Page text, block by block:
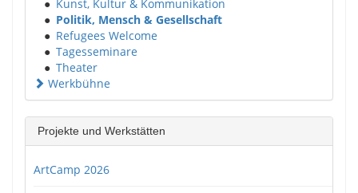
● Kunst, Kultur & Kommunikation
● Politik, Mensch & Gesellschaft
● Refugees Welcome
● Tagesseminare
● Theater
Werkbühne
Projekte und Werkstätten
ArtCamp 2026